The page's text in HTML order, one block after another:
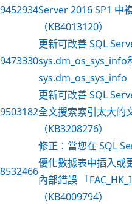
9452934Server 2016 SP1 中
（KB4013120）
9473330
更新可改善 SQL
sys.dm_os_sys_info
sys.dm_os_sys_info
9503182
更新可改善 SQL
全文搜索索引太大的
（KB3208276）
8532466
修正：當您在 SQL
優化數據表中插入或
內部錯誤 「
（KB4009794）